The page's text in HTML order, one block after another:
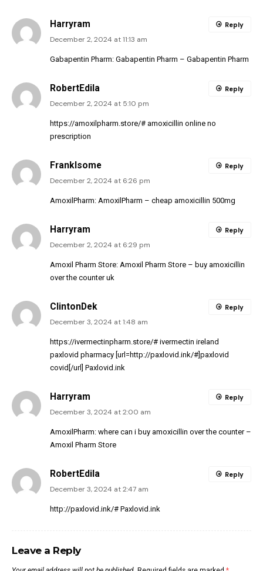
Harryram
December 2, 2024 at 11:13 am
Gabapentin Pharm: Gabapentin Pharm – Gabapentin Pharm
Reply
RobertEdila
December 2, 2024 at 5:10 pm
https://amoxilpharm.store/# amoxicillin online no
prescription
Reply
FrankIsome
December 2, 2024 at 6:26 pm
AmoxilPharm: AmoxilPharm – cheap amoxicillin 500mg
Reply
Harryram
December 2, 2024 at 6:29 pm
Amoxil Pharm Store: Amoxil Pharm Store – buy amoxicillin
over the counter uk
Reply
ClintonDek
December 3, 2024 at 1:48 am
https://ivermectinpharm.store/# ivermectin ireland
paxlovid pharmacy [url=http://paxlovid.ink/#]paxlovid
covid[/url] Paxlovid.ink
Reply
Harryram
December 3, 2024 at 2:00 am
AmoxilPharm: where can i buy amoxicillin over the counter–
Amoxil Pharm Store
Reply
RobertEdila
December 3, 2024 at 2:47 am
http://paxlovid.ink/# Paxlovid.ink
Reply
Leave a Reply